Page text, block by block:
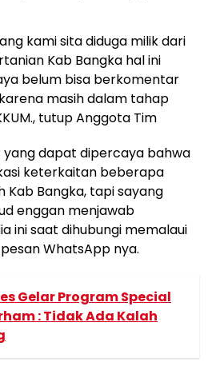
kami sita diduga milik dari
Kab Bangka hal ini
belum bisa berkomentar
masih dalam tahap
tutup Anggota Tim
yang dapat dipercaya bahwa
keterkaitan beberapa
Bangka, tapi sayang
enggan menjawab
ini saat dihubungi memalaui
WhatsApp nya.
Gelar Program Special
: Tidak Ada Kalah